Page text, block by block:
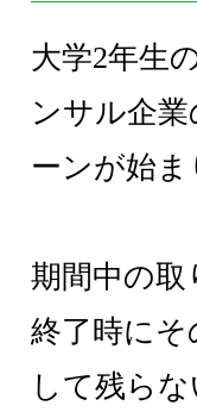
大学2年生
ンサル企
ーンが始ま
期間中の取
終了時に
して残ら